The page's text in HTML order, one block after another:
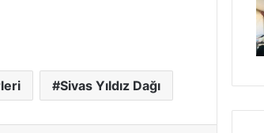
Sivas Yıldız Dağı